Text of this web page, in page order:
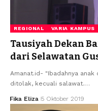
REGIONAL VARIA KAMPUS
Tausiyah Dekan
dari Selawatan
Amanat.id- "Ibadahnya
ditolak, kecuali salawat.…
Fika Eliza 5 Oktober 2019